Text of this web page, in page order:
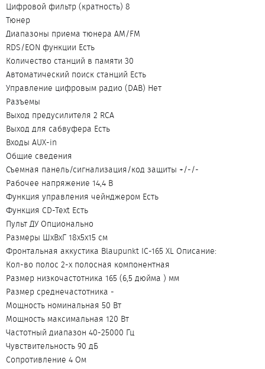
Цифровой фильтр (кратность) 8
Тюнер
Диапазоны приема тюнера AM/FM
RDS/EON функции Есть
Количество станций в памяти 30
Автоматический поиск станций Есть
Управление цифровым радио (DAB) Нет
Разъемы
Выход предусилителя 2 RCA
Выход для сабвуфера Есть
Входы AUX-in
Общие сведения
Съемная панель/сигнализация/код защиты +/-/-
Рабочее напряжение 14,4 В
Функция управления чейнджером Есть
Функция CD-Text Есть
Пульт ДУ Опционально
Размеры ШхВхГ 18х5х15 см
Фронтальная аккустика Blaupunkt IC-165 XL Описание:
Кол-во полос 2-х полосная компонентная
Размер низкочастотника 165 (6,5 дюйма ) мм
Размер среднечастотника -
Мощность номинальная 50 Вт
Мощность максимальная 120 Вт
Частотный диапазон 40-25000 Гц
Чувствительность 90 дБ
Сопротивление 4 Ом